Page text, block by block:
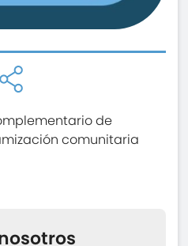
de
comunitaria